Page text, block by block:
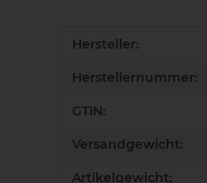
Produkteigenschaft
Wert
Hersteller:
Herstellernummer:
GTIN:
Versandgewicht:
Artikelgewicht: